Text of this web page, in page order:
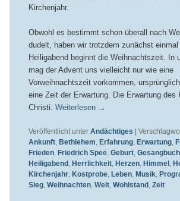
Kirchenjahr.
Obwohl es bestimmt schon überall nach
dudelt, haben wir trotzdem zunächst
Heiligabend beginnt die Weihnachtszeit. In
mag der Advent uns vielleicht nur wie eine
Vorweihnachtszeit vorkommen,
eine Zeit der Erwartung. Die Erwartung des
Christi. Weiterlesen →
Veröffentlicht unter Andächtiges |
Ankunft, Bethlehem, Erfahrung, Erwartung,
Frieden, Friedrich Spee, Geburt, Gesangbuch
Heiligabend, Herrlichkeit, Herzen, Himmel,
Kirchenjahr, Kostprobe, Leben, Musik,
Sieg, Weihnachten, Welt, Wohlstand, Zeit